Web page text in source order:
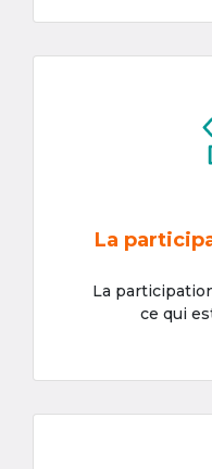
La
La
ce qui